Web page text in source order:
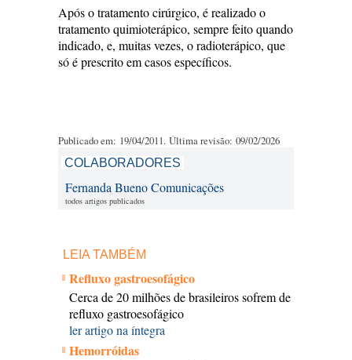
Após o tratamento cirúrgico, é realizado o
tratamento quimioterápico, sempre feito quando
indicado, e, muitas vezes, o radioterápico, que
só é prescrito em casos específicos.
Publicado em: 19/04/2011. Última revisão: 09/02/2026
COLABORADORES
Fernanda Bueno Comunicações
todos artigos publicados
LEIA TAMBÉM
Refluxo gastroesofágico
Cerca de 20 milhões de brasileiros sofrem de
refluxo gastroesofágico
ler artigo na íntegra
Hemorróidas